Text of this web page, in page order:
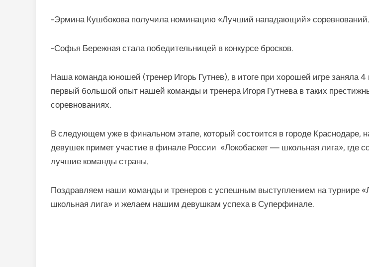
-Эрмина Кушбокова получила номинацию «Лучший нападающий» соревнований.
-Софья Бережная стала победительницей в конкурсе бросков.
Наша команда юношей (тренер Игорь Гутнев), в итоге при хорошей игре заняла 4
первый большой опыт нашей команды и тренера Игоря Гутнева в таких
соревнованиях.
В следующем уже в финальном этапе, который состоится в городе Краснодаре,
девушек примет участие в финале России «Локобаскет — школьная лига», где
лучшие команды страны.
Поздравляем наши команды и тренеров с успешным выступлением на турнире
школьная лига» и желаем нашим девушкам успеха в Суперфинале.